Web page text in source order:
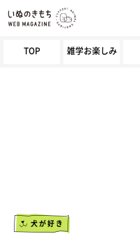
TOP 雑学お楽しみ
犬が好き